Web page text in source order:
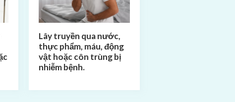
Lây truyền qua nước,
thực phẩm, máu, động
vật hoặc côn trùng bị
nhiễm bệnh.